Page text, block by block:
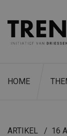
HOME
ARTIKEL 16